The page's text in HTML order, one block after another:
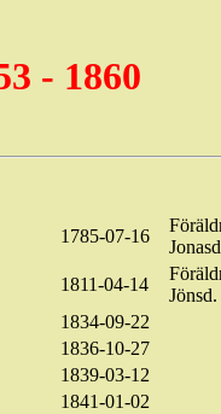
- 1860
1785-07-16
1811-04-14
Jönsd.
1834-09-22
1836-10-27
1839-03-12
1841-01-02